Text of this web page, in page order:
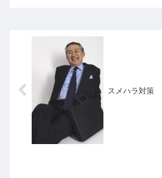
スメハラ対策